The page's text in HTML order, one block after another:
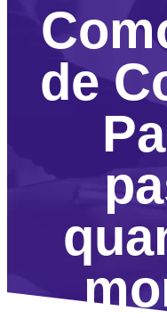
de